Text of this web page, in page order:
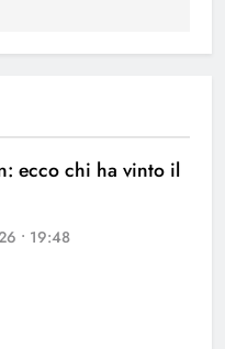
ecco chi ha vinto il
• 19:48